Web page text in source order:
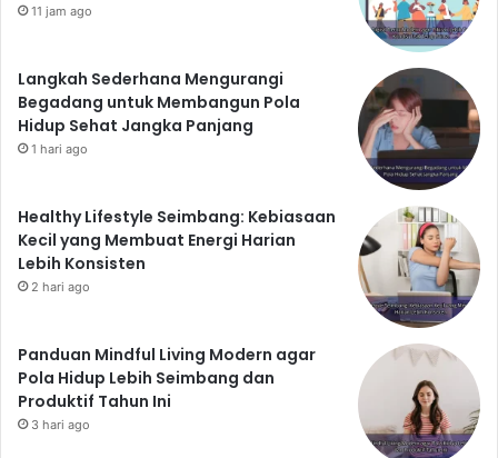
11 jam ago
Langkah Sederhana Mengurangi
Begadang untuk Membangun Pola
Hidup Sehat Jangka Panjang
1 hari ago
Healthy Lifestyle Seimbang: Kebiasaan
Kecil yang Membuat Energi Harian
Lebih Konsisten
2 hari ago
Panduan Mindful Living Modern agar
Pola Hidup Lebih Seimbang dan
Produktif Tahun Ini
3 hari ago